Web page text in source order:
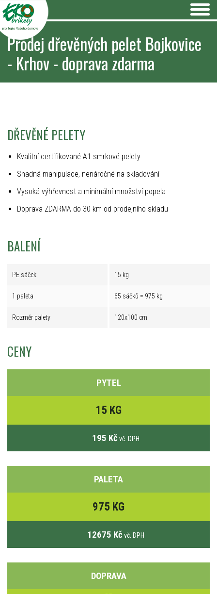
pro teplo Vašeho domova
Prodej dřevěných pelet Bojkovice
- Krhov - doprava zdarma
DŘEVĚNÉ PELETY
Kvalitní certifikované A1 smrkové pelety
Snadná manipulace, nenáročné na skladování
Vysoká výhřevnost a minimální množství popela
Doprava ZDARMA do 30 km od prodejního skladu
BALENÍ
PE sáček 15 kg
1 paleta 65 sáčků = 975 kg
Rozměr palety 120x100 cm
CENY
PYTEL
15 KG
195 Kč vč. DPH
PALETA
975 KG
12675 Kč vč. DPH
DOPRAVA